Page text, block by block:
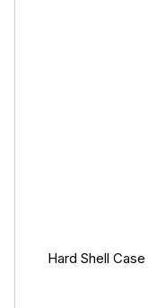
Hard Shell